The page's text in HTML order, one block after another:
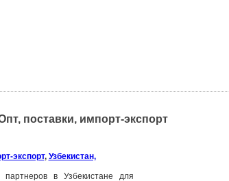
поставки, импорт-экспорт
экспорт, Узбекистан,
партнеров в Узбекистане для